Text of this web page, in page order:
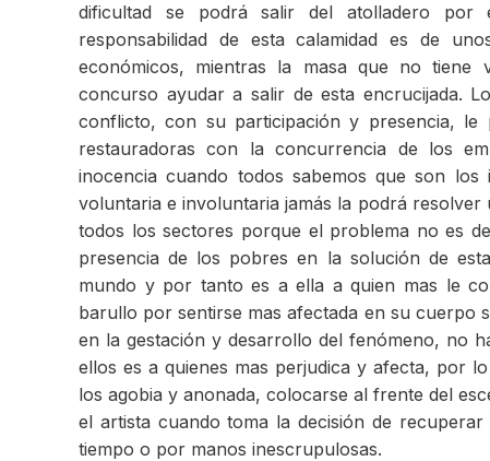
dificultad se podrá salir del atolladero por
responsabilidad de esta calamidad es de
económicos, mientras la masa que no
concurso ayudar a salir de esta encrucijada.
conflicto, con su participación y presencia, le
restauradoras con la concurrencia de los
inocencia cuando todos sabemos que son los
voluntaria e involuntaria jamás la podrá
todos los sectores porque el problema no es
presencia de los pobres en la solución de
mundo y por tanto es a ella a quien mas le
barullo por sentirse mas afectada en su cuerpo
en la gestación y desarrollo del fenómeno, no
ellos es a quienes mas perjudica y afecta, por
los agobia y anonada, colocarse al frente del
el artista cuando toma la decisión de
tiempo o por manos inescrupulosas.